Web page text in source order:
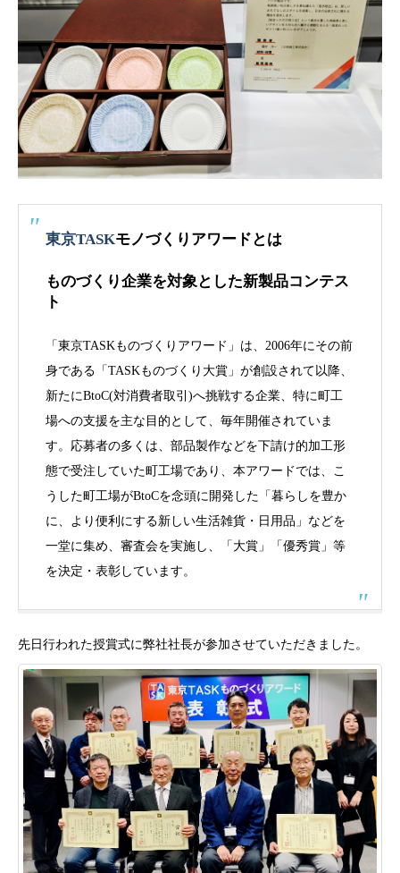
東京TASKモノづくりアワードとは
ものづくり企業を対象とした新製品コンテス
ト
「東京TASKものづくりアワード」は、2006年にその前
身である「TASKものづくり大賞」が創設されて以降、
新たにBtoC(対消費者取引)へ挑戦する企業、特に町工
場への支援を主な目的として、毎年開催されていま
す。応募者の多くは、部品製作などを下請け的加工形
態で受注していた町工場であり、本アワードでは、こ
うした町工場がBtoCを念頭に開発した「暮らしを豊か
に、より便利にする新しい生活雑貨・日用品」などを
一堂に集め、審査会を実施し、「大賞」「優秀賞」等
を決定・表彰しています。
先日行われた授賞式に弊社社長が参加させていただきました。